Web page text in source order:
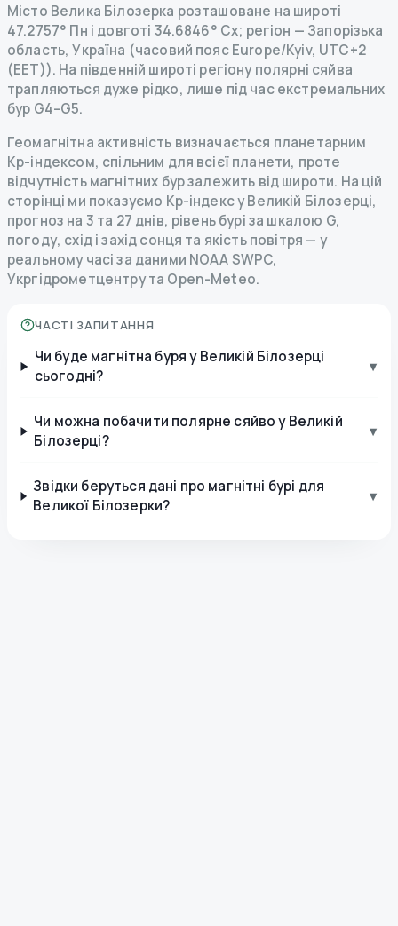
Місто Велика Білозерка розташоване на широті
47.2757° Пн і довготі 34.6846° Сх; регіон — Запорізька
область, Україна (часовий пояс Europe/Kyiv, UTC+2
(EET)). На південній широті регіону полярні сяйва
трапляються дуже рідко, лише під час екстремальних
бур G4–G5.
Геомагнітна активність визначається планетарним
Kp-індексом, спільним для всієї планети, проте
відчутність магнітних бур залежить від широти. На цій
сторінці ми показуємо Kp-індекс у Великій Білозерці,
прогноз на 3 та 27 днів, рівень бурі за шкалою G,
погоду, схід і захід сонця та якість повітря — у
реальному часі за даними NOAA SWPC,
Укргідрометцентру та Open-Meteo.
ЧАСТІ ЗАПИТАННЯ
Чи буде магнітна буря у Великій Білозерці
сьогодні?
▾
Чи можна побачити полярне сяйво у Великій
Білозерці?
▾
Звідки беруться дані про магнітні бурі для
Великої Білозерки?
▾